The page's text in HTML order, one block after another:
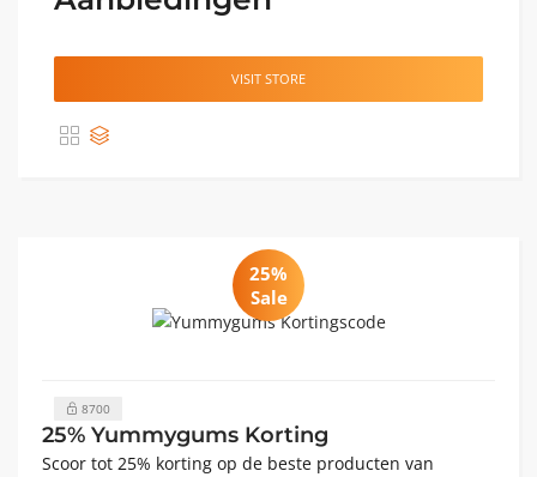
VISIT STORE
25%
Sale
8700
25% Yummygums Korting
Scoor tot 25% korting op de beste producten van